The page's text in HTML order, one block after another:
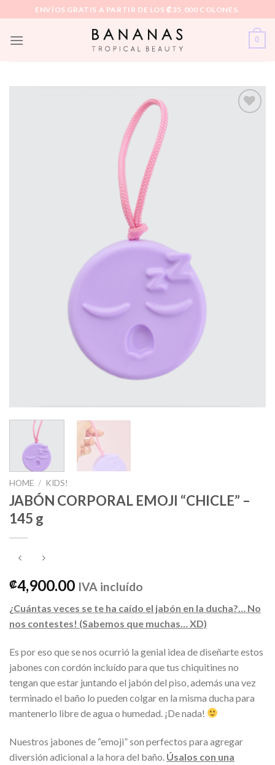
to
content
ENVÍOS GRATIS A PARTIR DE LOS ₡35,000 COLONES.
0
HOME / KIDS!
JABÓN CORPORAL EMOJI “CHICLE” –
145 g
₡4,900.00 IVA incluído
¿Cuántas veces se te ha caído el jabón en la ducha?… No
nos contestes! (Sabemos que muchas… XD)
Es por eso que se nos ocurrió la genial idea de diseñarte estos
jabones con cordón incluído para que tus chiquitines no
tengan que estar juntando el jabón del piso, además una vez
terminado el baño lo pueden colgar en la misma ducha para
mantenerlo libre de agua o humedad. ¡De nada!
Nuestros jabones de “emoji”son perfectos para agregar
diversión adicional a la hora del baño. Úsalos con una